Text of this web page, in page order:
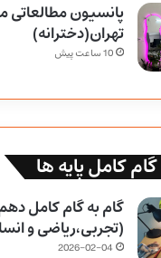
پانسیون مطالعاتی
تهران(دخترانه)
10 ساعت پیش
کامل پایه ها
گام به گام کامل
(تجربی،ریاضی و
2026-02-04